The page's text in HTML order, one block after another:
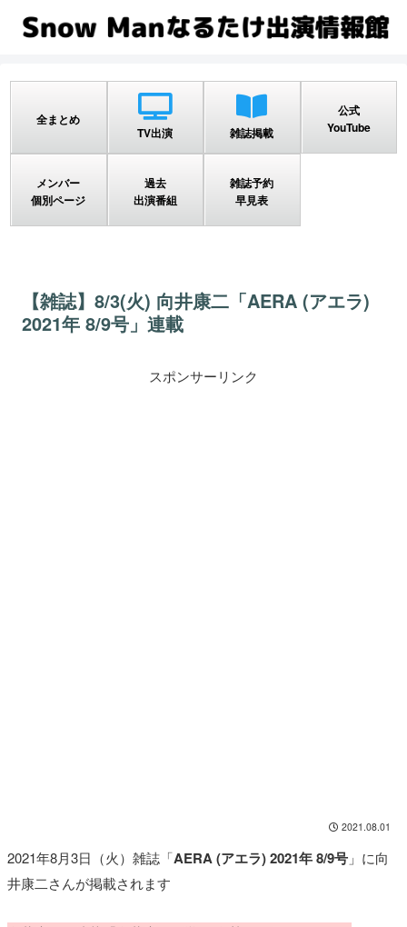
全まとめ
TV出演
雑誌掲載
公式
YouTube
メンバー
個別ページ
過去
出演番組
雑誌予約
早見表
【雑誌】8/3(火) 向井康二「AERA (アエラ)
2021年 8/9号」連載
スポンサーリンク
2021.08.01
2021年8月3日（火）雑誌「AERA (アエラ) 2021年 8/9号 」に向
井康二さんが掲載されます